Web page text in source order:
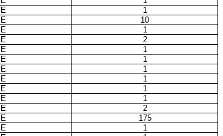
E
1
E
10
E
1
E
2
E
1
E
1
E
1
E
1
E
1
E
1
E
2
E
175
E
1